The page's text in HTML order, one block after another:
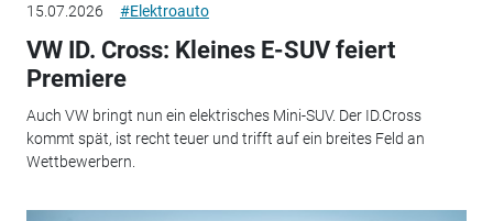
15.07.2026 #Elektroauto
VW ID. Cross: Kleines E-SUV feiert
Premiere
Auch VW bringt nun ein elektrisches Mini-SUV. Der ID.Cross
kommt spät, ist recht teuer und trifft auf ein breites Feld an
Wettbewerbern.